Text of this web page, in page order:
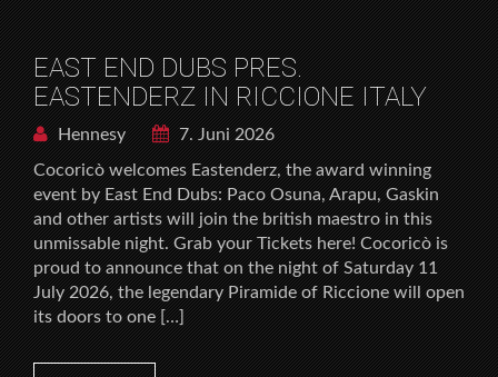
EAST END DUBS PRES.
EASTENDERZ IN RICCIONE ITALY
Hennesy
7. Juni 2026
Cocoricò welcomes Eastenderz, the award winning
event by East End Dubs: Paco Osuna, Arapu, Gaskin
and other artists will join the british maestro in this
unmissable night. Grab your Tickets here! Cocoricò is
proud to announce that on the night of Saturday 11
July 2026, the legendary Piramide of Riccione will open
its doors to one […]